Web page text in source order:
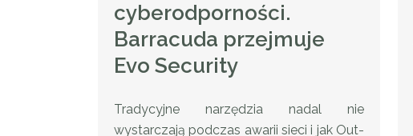
cyberodporności.
Barracuda przejmuje
Evo Security
Tradycyjne narzędzia nadal nie
wystarczają podczas awarii sieci i jak Out-